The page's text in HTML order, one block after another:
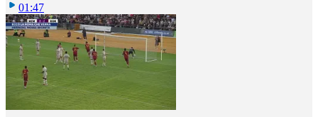
01:47